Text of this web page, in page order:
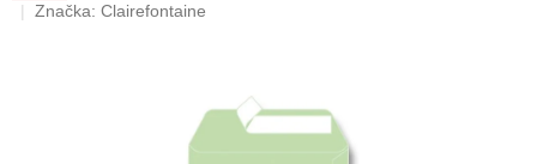
Značka: Clairefontaine